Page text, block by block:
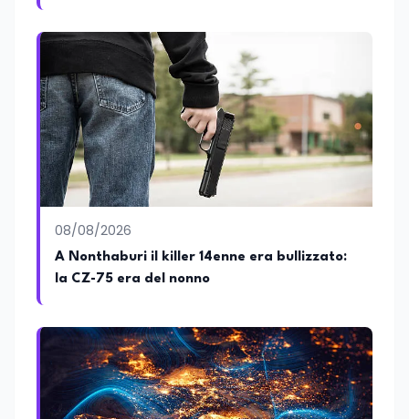
testate della carta stampata. Questa
esperienza sul campo gli ha conferito
una padronanza trasversale dei linguaggi
mediatici, dalla televisione al digitale.
Attualmente ricopre il ruolo di Direttore
Responsabile di EduNews24.it, testata
giornalistica online dedicata al mondo
dell'istruzione, della formazione e delle
politiche educative italiane ed europee,
dove cura la linea editoriale e
supervisiona la produzione di contenuti
operatori del settore educativo. È inoltre
docente di Comunicazione presso la
mediazione linguistica, dove mette a
disposizione delle nuove generazioni di
professionisti della comunicazione il
proprio bagaglio di competenze
giornalistiche, analitiche e accademiche.
08/08/2026
A Nonthaburi il killer 14enne era bullizzato:
la CZ-75 era del nonno